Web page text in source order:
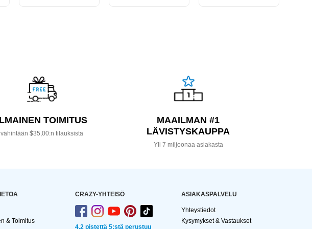
TOIMITUS
vähintään $35,00:n tilauksista
MAAILMAN #1
LÄVISTYSKAUPPA
Yli 7 miljoonaa asiakasta
& Toimitus
CRAZY-YHTEISÖ
4,2 pistettä 5:stä perustuu
ASIAKASPALVELU
Yhteystiedot
Kysymykset & Vastaukset